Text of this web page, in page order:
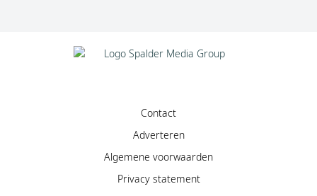
Contact
Adverteren
Algemene voorwaarden
Privacy statement